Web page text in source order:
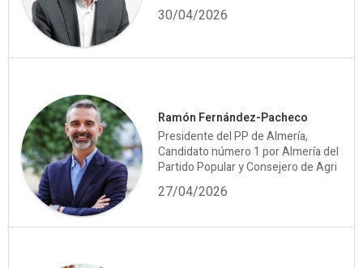
30/04/2026
Ramón Fernández-Pacheco
Presidente del PP de Almería,
Candidato número 1 por Almería del
Partido Popular y Consejero de Agri
27/04/2026